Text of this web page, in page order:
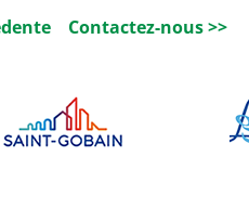
Contactez-nous >>